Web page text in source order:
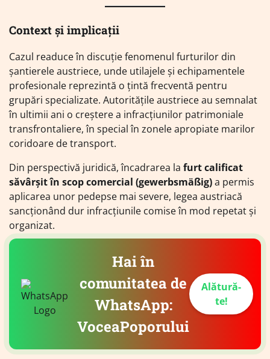
Context și implicații
Cazul readuce în discuție fenomenul furturilor din
șantierele austriece, unde utilajele și echipamentele
profesionale reprezintă o țintă frecventă pentru
grupări specializate. Autoritățile austriece au semnalat
în ultimii ani o creștere a infracțiunilor patrimoniale
transfrontaliere, în special în zonele apropiate marilor
coridoare de transport.
Din perspectivă juridică, încadrarea la furt calificat
săvârșit în scop comercial (gewerbsmäßig)a permis
aplicarea unor pedepse mai severe, legea austriacă
sancționând dur infracțiunile comise în mod repetat și
organizat.
Hai în
comunitatea de
WhatsApp:
VoceaPoporului
Alătură-
te!